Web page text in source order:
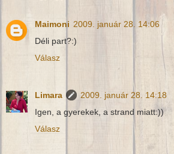
Maimoni 2009. január 28. 14:06
Déli part?:)
Válasz
Limara
2009. január 28. 14:18
Igen, a gyerekek, a strand miatt:))
Válasz